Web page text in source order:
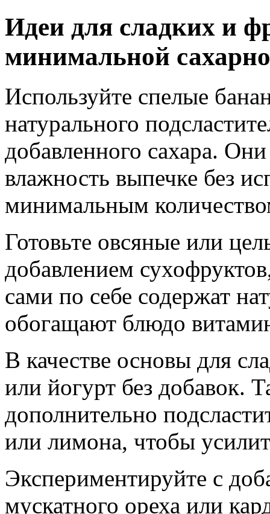
Идеи для сладких и
минимальной
Используйте спелые
натурального
добавленного сахара.
влажность выпечке без
минимальным
Готовьте овсяные или
добавлением
сами по себе содержат
обогащают блюдо
В качестве основы для
или йогурт без добавок.
дополнительно
или лимона, чтобы
Экспериментируйте с
мускатного ореха или